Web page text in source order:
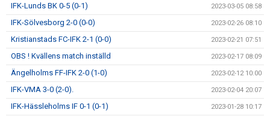
IFK-Lunds BK 0-5 (0-1) 2023-03-05 08:58
IFK-Sölvesborg 2-0 (0-0) 2023-02-26 08:10
Kristianstads FC-IFK 2-1 (0-0) 2023-02-21 07:51
OBS ! Kvällens match inställd 2023-02-17 08:09
Ängelholms FF-IFK 2-0 (1-0) 2023-02-12 10:00
IFK-VMA 3-0 (2-0). 2023-02-04 20:07
IFK-Hässleholms IF 0-1 (0-1) 2023-01-28 10:17